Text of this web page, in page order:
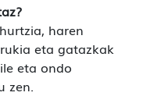
haren
eta gatazkak
eta ondo
zen.